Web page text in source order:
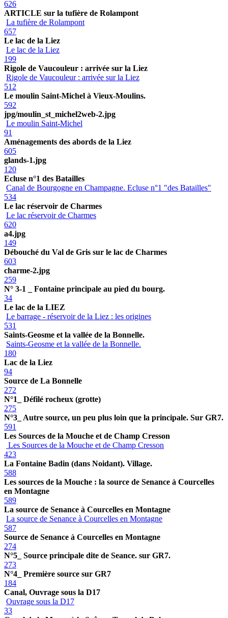
626
ARTICLE sur la tufière de Rolampont
La tufière de Rolampont
657
Le lac de la Liez
Le lac de la Liez
199
Rigole de Vaucouleur : arrivée sur la Liez
Rigole de Vaucouleur : arrivée sur la Liez
512
Le moulin Saint-Michel à Vieux-Moulins.
592
jpg/moulin_st_michel2web-2.jpg
Le moulin Saint-Michel
91
Aménagements des abords de la Liez
605
glands-1.jpg
120
Ecluse n°1 des Batailles
Canal de Bourgogne en Champagne. Ecluse n°1 "des Batailles"
534
Le lac réservoir de Charmes
Le lac réservoir de Charmes
620
a4.jpg
149
Débouché du Val de Gris sur le lac de Charmes
603
charme-2.jpg
259
N° 3-1 _ Fontaine principale au pied du bourg.
34
Le lac de la LIEZ
Le barrage - réservoir de la Liez : les origines
531
Saints-Geosme et la vallée de la Bonnelle.
Saints-Geosme et la vallée de la Bonnelle.
180
Lac de la Liez
94
Source de La Bonnelle
272
N°1_ Défilé rocheux (grotte)
275
N°3_ Autre source, un peu plus loin que la principale. Sur GR7.
591
Les Sources de la Mouche et de Champ Cresson
Les Sources de la Mouche et de Champ Cresson
423
La Fontaine Badin (dans Noidant). Village.
588
Les sources de la Mouche : la source de Senance à Courcelles
en Montagne
589
La source de Senance à Courcelles en Montagne
La source de Senance à Courcelles en Montagne
587
Source de Senance à Courcelles en Montagne
274
N°5_ Source principale dite de Seance. sur GR7.
273
N°4_ Première source sur GR7
184
Canal, Ouvrage sous la D17
Ouvrage sous la D17
33